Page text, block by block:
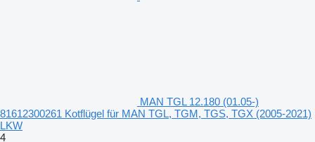
MAN TGL 12.180 (01.05-)
81612300261 Kotflügel für MAN TGL, TGM, TGS, TGX (2005-2021)
LKW
4